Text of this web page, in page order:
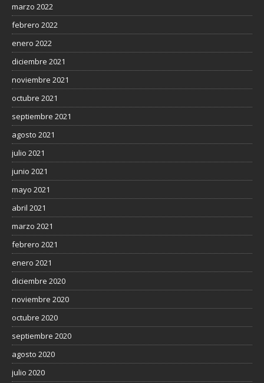
marzo 2022
febrero 2022
enero 2022
diciembre 2021
noviembre 2021
octubre 2021
septiembre 2021
agosto 2021
julio 2021
junio 2021
mayo 2021
abril 2021
marzo 2021
febrero 2021
enero 2021
diciembre 2020
noviembre 2020
octubre 2020
septiembre 2020
agosto 2020
julio 2020